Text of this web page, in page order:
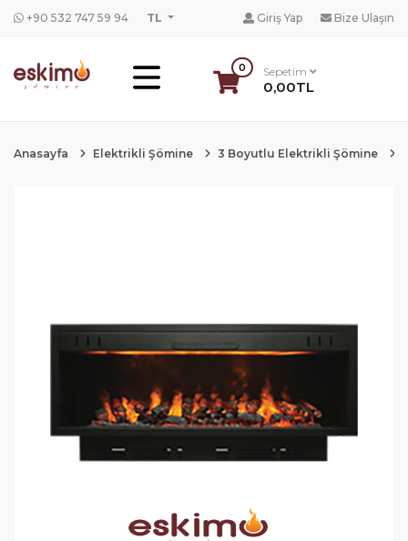
+90 532 747 59 94 TL Giriş Yap Bize Ulaşın
0 Sepetim
0,00TL
Anasayfa Elektrikli Şömine 3 Boyutlu Elektrikli Şömine